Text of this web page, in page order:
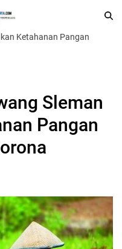
Ketahanan Pangan
Sleman
Pangan